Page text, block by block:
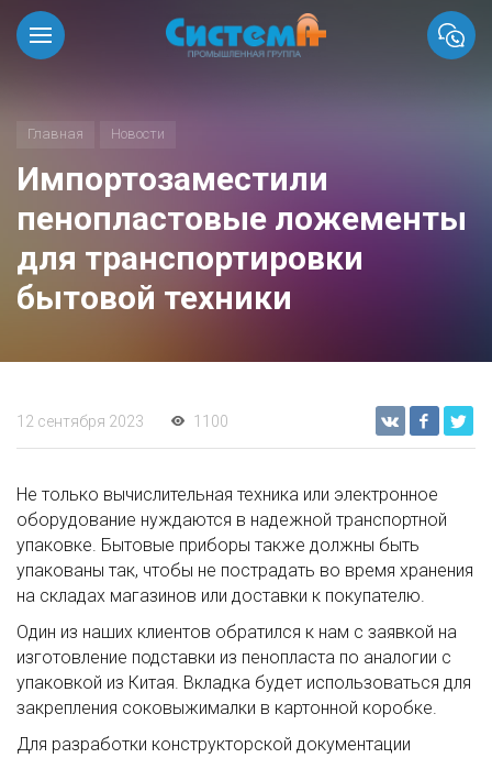
Главная Новости
Импортозаместили
пенопластовые ложементы
для транспортировки
бытовой техники
12 сентября 2023 1100
Не только вычислительная техника или электронное
оборудование нуждаются в надежной транспортной
упаковке. Бытовые приборы также должны быть
упакованы так, чтобы не пострадать во время хранения
на складах магазинов или доставки к покупателю.
Один из наших клиентов обратился к нам с заявкой на
изготовление подставки из пенопласта по аналогии с
упаковкой из Китая. Вкладка будет использоваться для
закрепления соковыжималки в картонной коробке.
Для разработки конструкторской документации